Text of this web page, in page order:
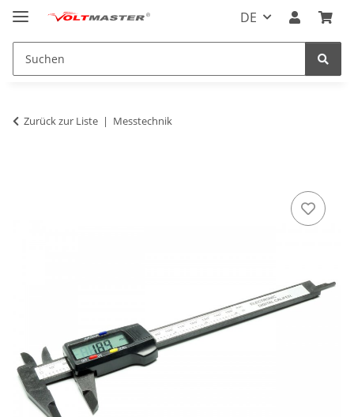
DE
Zurück zur Liste Messtechnik